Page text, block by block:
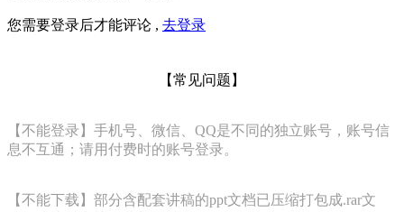
您需要登录后才能评论 , 去登录
【常见问题】
【不能登录】手机号、微信、QQ是不同的独立账号，账号信
息不互通；请用付费时的账号登录。
【不能下载】部分含配套讲稿的ppt文档已压缩打包成.rar文